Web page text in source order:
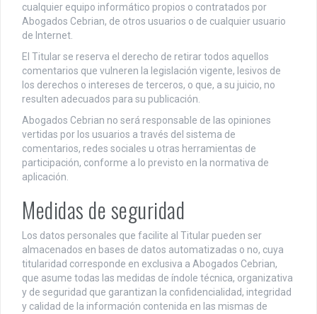
cualquier equipo informático propios o contratados por
Abogados Cebrian, de otros usuarios o de cualquier usuario
de Internet.
El Titular se reserva el derecho de retirar todos aquellos
comentarios que vulneren la legislación vigente, lesivos de
los derechos o intereses de terceros, o que, a su juicio, no
resulten adecuados para su publicación.
Abogados Cebrian no será responsable de las opiniones
vertidas por los usuarios a través del sistema de
comentarios, redes sociales u otras herramientas de
participación, conforme a lo previsto en la normativa de
aplicación.
Medidas de seguridad
Los datos personales que facilite al Titular pueden ser
almacenados en bases de datos automatizadas o no, cuya
titularidad corresponde en exclusiva a Abogados Cebrian,
que asume todas las medidas de índole técnica, organizativa
y de seguridad que garantizan la confidencialidad, integridad
y calidad de la información contenida en las mismas de